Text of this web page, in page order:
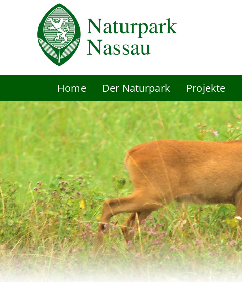
überspringen
Home Der Naturpark Projekte